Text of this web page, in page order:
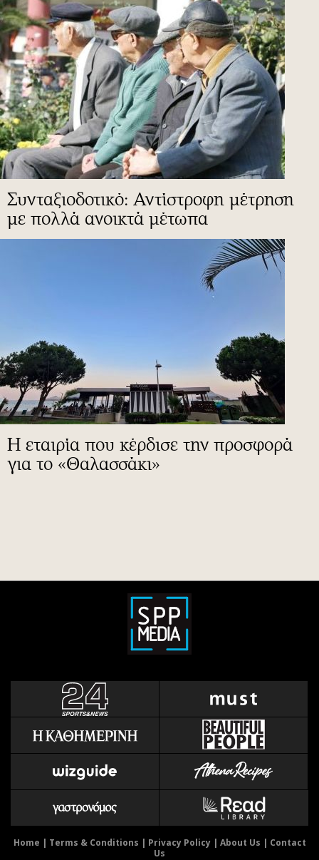
Συνταξιοδοτικό: Αντίστροφη μέτρηση
με πολλά ανοικτά μέτωπα
Η εταιρία που κέρδισε την προσφορά
για το «Θαλασσάκι»
Home | Terms & Conditions | Privacy Policy| About Us | Contact
Us